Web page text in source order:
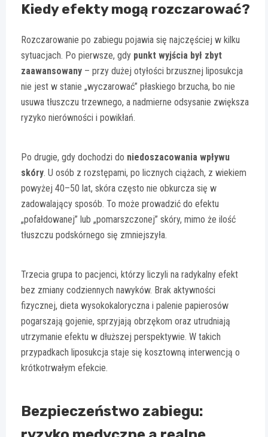
Kiedy efekty mogą rozczarować?
Rozczarowanie po zabiegu pojawia się najczęściej w kilku
sytuacjach. Po pierwsze, gdy punkt wyjścia był zbyt
zaawansowany – przy dużej otyłości brzusznej liposukcja
nie jest w stanie „wyczarować” płaskiego brzucha, bo nie
usuwa tłuszczu trzewnego, a nadmierne odsysanie zwiększa
ryzyko nierówności i powikłań.
Po drugie, gdy dochodzi do niedoszacowania wpływu
skóry. U osób z rozstępami, po licznych ciążach, z wiekiem
powyżej 40–50 lat, skóra często nie obkurcza się w
zadowalający sposób. To może prowadzić do efektu
„pofałdowanej” lub „pomarszczonej” skóry, mimo że ilość
tłuszczu podskórnego się zmniejszyła.
Trzecia grupa to pacjenci, którzy liczyli na radykalny efekt
bez zmiany codziennych nawyków. Brak aktywności
fizycznej, dieta wysokokaloryczna i palenie papierosów
pogarszają gojenie, sprzyjają obrzękom oraz utrudniają
utrzymanie efektu w dłuższej perspektywie. W takich
przypadkach liposukcja staje się kosztowną interwencją o
krótkotrwałym efekcie.
Bezpieczeństwo zabiegu: